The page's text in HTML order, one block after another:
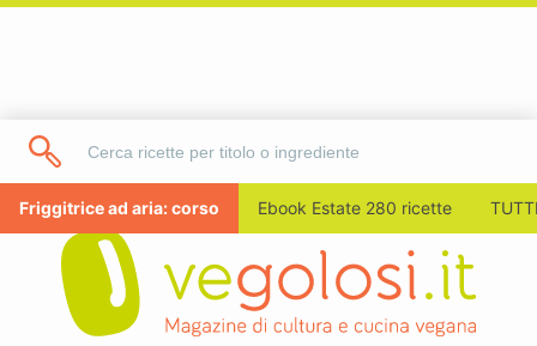
Friggitrice ad aria: corso Ebook Estate 280 ricette